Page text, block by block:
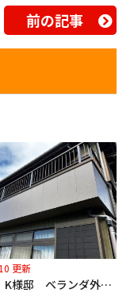
前の記事
更新
刈谷市 K様邸 ベランダ外壁塗装工事